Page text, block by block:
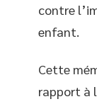
contre
enfant.
Cette
rapport à